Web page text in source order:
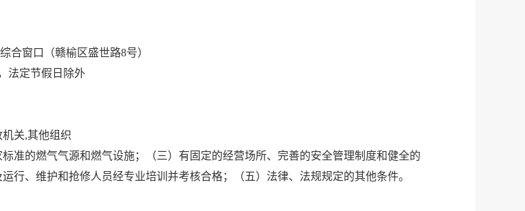
合窗口（赣榆区盛世路8号）
法定节假日除外
机关,其他组织
准的燃气气源和燃气设施；（三）有固定的经营场所、完善的安全管理制度和健全的
行、维护和抢修人员经专业培训并考核合格；（五）法律、法规规定的其他条件。